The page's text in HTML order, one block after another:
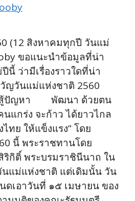
(12 สิงหาคมทุกปี วันแม่
ขอแนะนำข้อมูลที่น่า
นี้ ว่ามีเรื่องราวใดที่น่า
ญวันแม่แห่งชาติ 2560
สู้ปัญหา พัฒนา ด้วยตน
แกร่ง จะก้าว ได้ยาวไกล
ทย ให้แข็งแรง” โดย
นี้ พระราชทานโดย
ริกิติ์ พระบรมราชินีนาถ ใน
นแม่แห่งชาติ แต่เดิมนั้น วัน
เอาวันที่ ๑๕ เมษายน ของ